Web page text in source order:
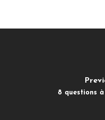
8 questions